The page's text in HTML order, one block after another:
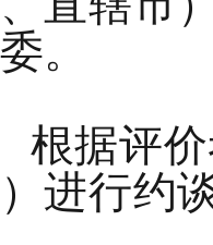
。
据评价
进行约